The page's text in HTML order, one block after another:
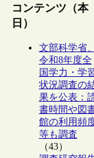
コンテンツ（本
日）
文部科学省、
令和8年度全
国学力・学
状況調査の
果を公表：
書時間や図
館の利用頻
等も調査
（43）